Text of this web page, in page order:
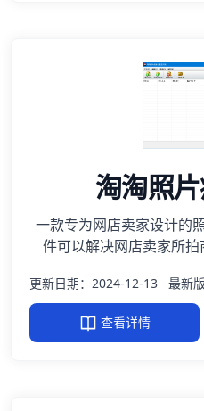
淘淘照
一款专为网店卖家设计的
件可以解决网店卖家所拍
更新日期：2024-12-13 最新
查看详情